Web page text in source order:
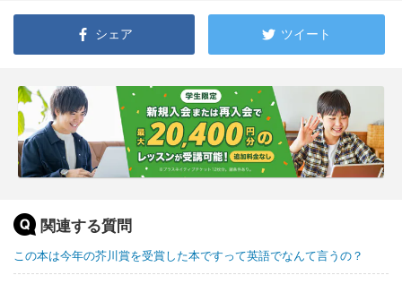
シェア ツイート
関連する質問
この本は今年の芥川賞を受賞した本ですって英語でなんて言うの？